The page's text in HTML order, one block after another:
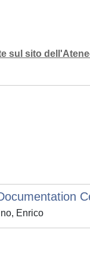
sul sito
Enrico